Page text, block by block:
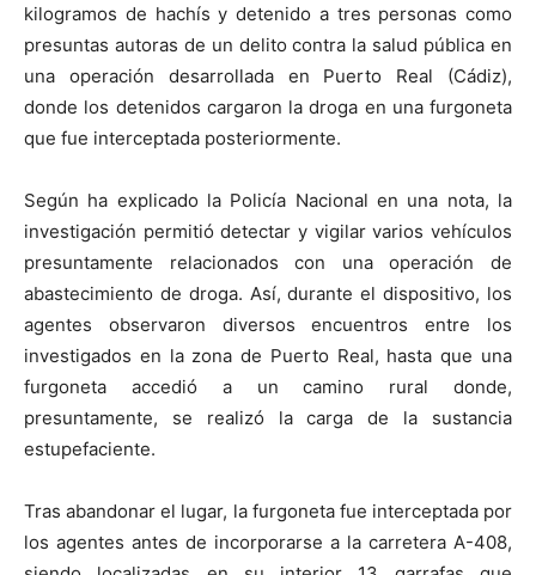
kilogramos de hachís y detenido a tres personas como
presuntas autoras de un delito contra la salud pública en
una operación desarrollada en Puerto Real (Cádiz),
donde los detenidos cargaron la droga en una furgoneta
que fue interceptada posteriormente.
Según ha explicado la Policía Nacional en una nota, la
investigación permitió detectar y vigilar varios vehículos
presuntamente relacionados con una operación de
abastecimiento de droga. Así, durante el dispositivo, los
agentes observaron diversos encuentros entre los
investigados en la zona de Puerto Real, hasta que una
furgoneta accedió a un camino rural donde,
presuntamente, se realizó la carga de la sustancia
estupefaciente.
Tras abandonar el lugar, la furgoneta fue interceptada por
los agentes antes de incorporarse a la carretera A-408,